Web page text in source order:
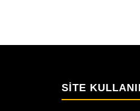
SİTE